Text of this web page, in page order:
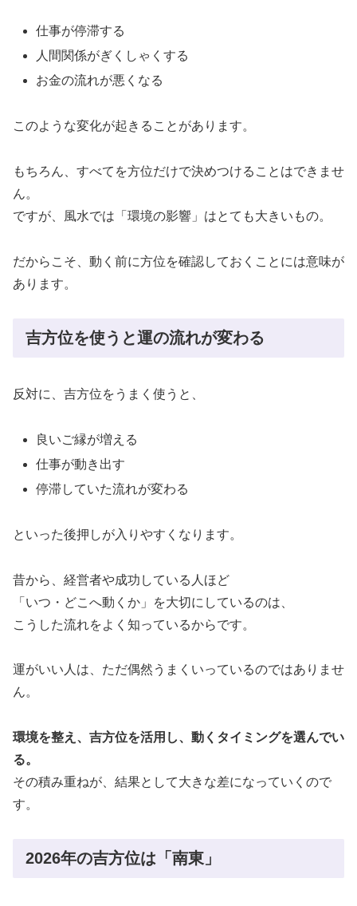
仕事が停滞する
人間関係がぎくしゃくする
お金の流れが悪くなる
このような変化が起きることがあります。
もちろん、すべてを方位だけで決めつけることはできませ
ん。
ですが、風水では「環境の影響」はとても大きいもの。
だからこそ、動く前に方位を確認しておくことには意味が
あります。
吉方位を使うと運の流れが変わる
反対に、吉方位をうまく使うと、
良いご縁が増える
仕事が動き出す
停滞していた流れが変わる
といった後押しが入りやすくなります。
昔から、経営者や成功している人ほど
「いつ・どこへ動くか」を大切にしているのは、
こうした流れをよく知っているからです。
運がいい人は、ただ偶然うまくいっているのではありませ
ん。
環境を整え、吉方位を活用し、動くタイミングを選んでい
る。
その積み重ねが、結果として大きな差になっていくので
す。
2026年の吉方位は「南東」